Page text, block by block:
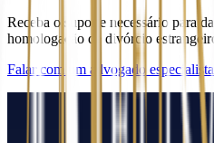
Receba o suporte necessário para
homologação de divórcio
Falar com um advogado especialista